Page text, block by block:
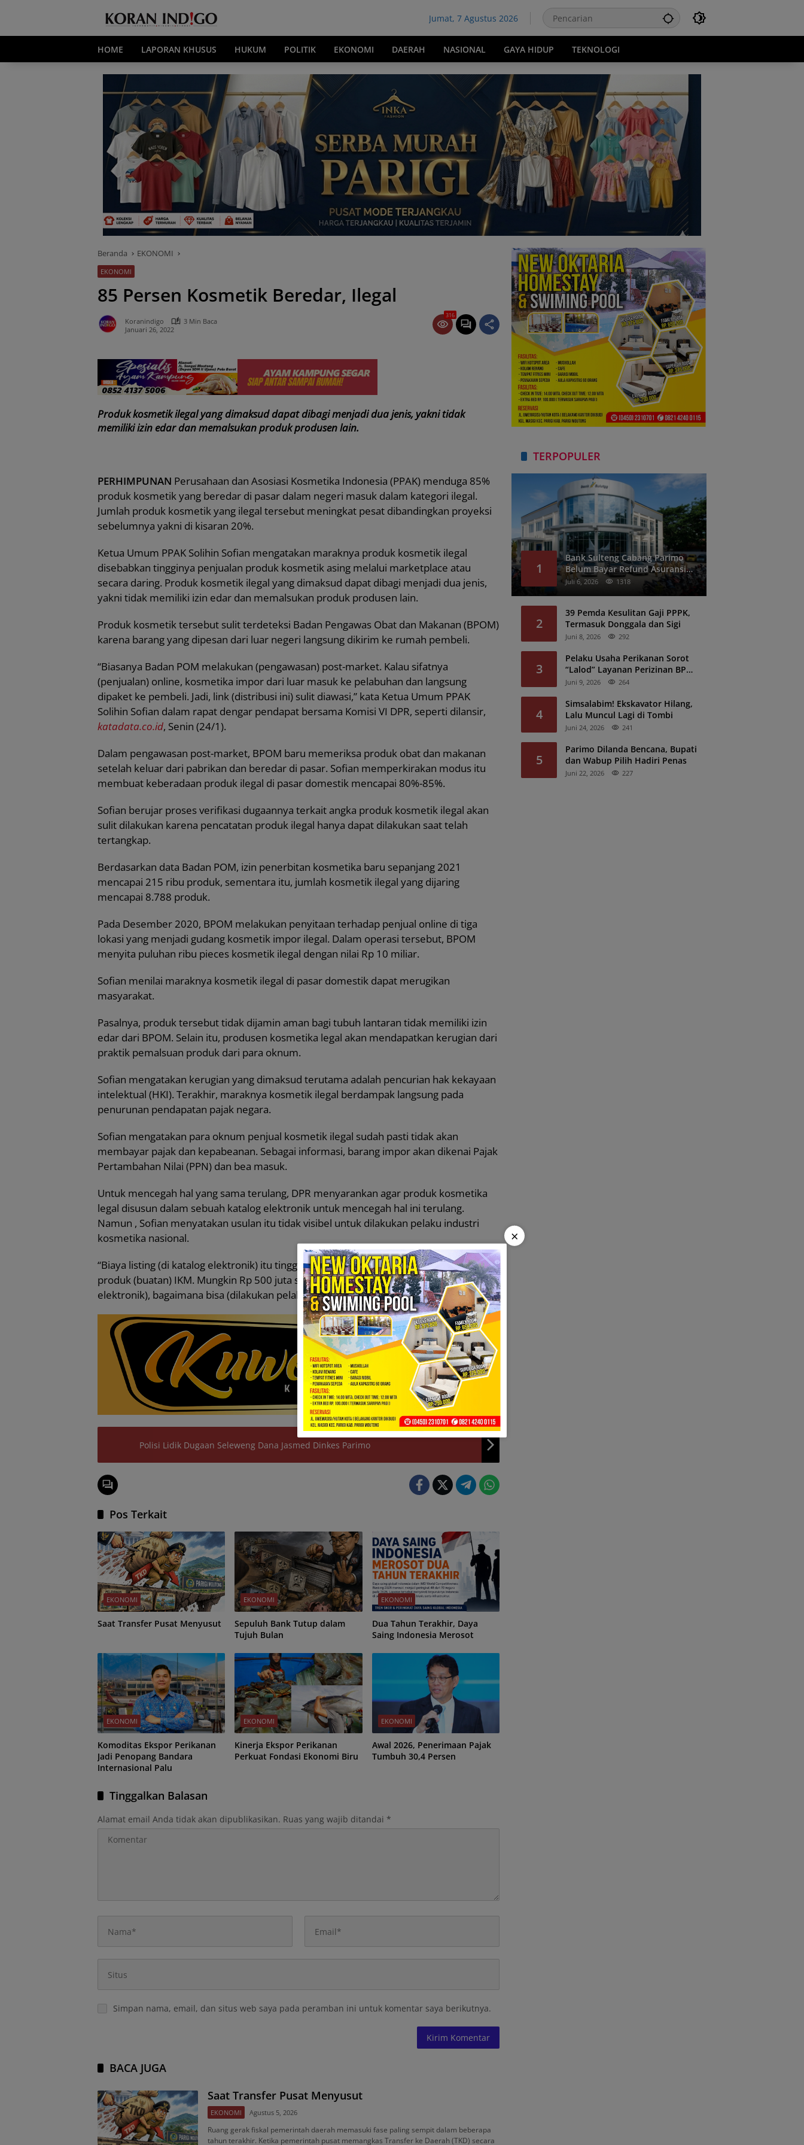
Jumat, 7 Agustus 2026
HOME LAPORAN KHUSUS HUKUM POLITIK EKONOMI DAERAH NASIONAL GAYA HIDUP TEKNOLOGI
Beranda EKONOMI
EKONOMI
85 Persen Kosmetik Beredar, Ilegal
Koranindigo
3 Min Baca
Januari 26, 2022
316
Produk kosmetik ilegal yang dimaksud dapat dibagi menjadi dua jenis, yakni tidak
memiliki izin edar dan memalsukan produk produsen lain.
PERHIMPUNAN Perusahaan dan Asosiasi Kosmetika Indonesia (PPAK) menduga 85%
produk kosmetik yang beredar di pasar dalam negeri masuk dalam kategori ilegal.
Jumlah produk kosmetik yang ilegal tersebut meningkat pesat dibandingkan proyeksi
sebelumnya yakni di kisaran 20%.
Ketua Umum PPAK Solihin Sofian mengatakan maraknya produk kosmetik ilegal
disebabkan tingginya penjualan produk kosmetik asing melalui marketplace atau
secara daring. Produk kosmetik ilegal yang dimaksud dapat dibagi menjadi dua jenis,
yakni tidak memiliki izin edar dan memalsukan produk produsen lain.
Produk kosmetik tersebut sulit terdeteksi Badan Pengawas Obat dan Makanan (BPOM)
karena barang yang dipesan dari luar negeri langsung dikirim ke rumah pembeli.
“Biasanya Badan POM melakukan (pengawasan) post-market. Kalau sifatnya
(penjualan) online, kosmetika impor dari luar masuk ke pelabuhan dan langsung
dipaket ke pembeli. Jadi, link (distribusi ini) sulit diawasi,” kata Ketua Umum PPAK
Solihin Sofian dalam rapat dengar pendapat bersama Komisi VI DPR, seperti dilansir,
katadata.co.id, Senin (24/1).
Dalam pengawasan post-market, BPOM baru memeriksa produk obat dan makanan
setelah keluar dari pabrikan dan beredar di pasar. Sofian memperkirakan modus itu
membuat keberadaan produk ilegal di pasar domestik mencapai 80%-85%.
Sofian berujar proses verifikasi dugaannya terkait angka produk kosmetik ilegal akan
sulit dilakukan karena pencatatan produk ilegal hanya dapat dilakukan saat telah
tertangkap.
Berdasarkan data Badan POM, izin penerbitan kosmetika baru sepanjang 2021
mencapai 215 ribu produk, sementara itu, jumlah kosmetik ilegal yang dijaring
mencapai 8.788 produk.
Pada Desember 2020, BPOM melakukan penyitaan terhadap penjual online di tiga
lokasi yang menjadi gudang kosmetik impor ilegal. Dalam operasi tersebut, BPOM
menyita puluhan ribu pieces kosmetik ilegal dengan nilai Rp 10 miliar.
Sofian menilai maraknya kosmetik ilegal di pasar domestik dapat merugikan
masyarakat.
Pasalnya, produk tersebut tidak dijamin aman bagi tubuh lantaran tidak memiliki izin
edar dari BPOM. Selain itu, produsen kosmetika legal akan mendapatkan kerugian dari
praktik pemalsuan produk dari para oknum.
Sofian mengatakan kerugian yang dimaksud terutama adalah pencurian hak kekayaan
intelektual (HKI). Terakhir, maraknya kosmetik ilegal berdampak langsung pada
penurunan pendapatan pajak negara.
Sofian mengatakan para oknum penjual kosmetik ilegal sudah pasti tidak akan
membayar pajak dan kepabeanan. Sebagai informasi, barang impor akan dikenai Pajak
Pertambahan Nilai (PPN) dan bea masuk.
Untuk mencegah hal yang sama terulang, DPR menyarankan agar produk kosmetika
legal disusun dalam sebuah katalog elektronik untuk mencegah hal ini terulang.
Namun , Sofian menyatakan usulan itu tidak visibel untuk dilakukan pelaku industri
kosmetika nasional.
“Biaya listing (di katalog elektronik) itu tinggi sekali, praktis tidak mampu dilakukan
produk (buatan) IKM. Mungkin Rp 500 juta sampai Rp 1 miliar (biaya masuk di katalog
elektronik), bagaimana bisa (dilakukan pelaku IKM)?” kata Sofian.(ind)
Polisi Lidik Dugaan Seleweng Dana Jasmed Dinkes Parimo
Pos Terkait
EKONOMI
Saat Transfer Pusat Menyusut
EKONOMI
Sepuluh Bank Tutup dalam
Tujuh Bulan
EKONOMI
Dua Tahun Terakhir, Daya
Saing Indonesia Merosot
EKONOMI
Komoditas Ekspor Perikanan
Jadi Penopang Bandara
Internasional Palu
EKONOMI
Kinerja Ekspor Perikanan
Perkuat Fondasi Ekonomi Biru
EKONOMI
Awal 2026, Penerimaan Pajak
Tumbuh 30,4 Persen
Tinggalkan Balasan
Alamat email Anda tidak akan dipublikasikan. Ruas yang wajib ditandai *
Simpan nama, email, dan situs web saya pada peramban ini untuk komentar saya berikutnya.
BACA JUGA
Saat Transfer Pusat Menyusut
EKONOMI Agustus 5, 2026
Ruang gerak fiskal pemerintah daerah memasuki fase paling sempit dalam beberapa
tahun terakhir. Ketika pemerintah pusat memangkas Transfer ke Daerah (TKD) secara
TERPOPULER
1
Bank Sulteng Cabang Parimo
Belum Bayar Refund Asuransi
Kredit PNS?
Juli 6, 2026 1318
2
39 Pemda Kesulitan Gaji PPPK,
Termasuk Donggala dan Sigi
Juni 8, 2026 292
3
Pelaku Usaha Perikanan Sorot
“Lalod” Layanan Perizinan BPK
Denpasar
Juni 9, 2026 264
4
Simsalabim! Ekskavator Hilang,
Lalu Muncul Lagi di Tombi
Juni 24, 2026 241
5
Parimo Dilanda Bencana, Bupati
dan Wabup Pilih Hadiri Penas
Juni 22, 2026 227
×